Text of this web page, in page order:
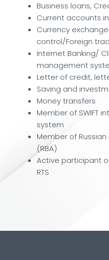
Business loans,
Current accounts
Currency
control/Foreign
Internet Banking/
management
Letter of credit,
Saving and
Money transfers
Member of SWIFT
system
Member of Russian
(RBA)
Active participant
RTS